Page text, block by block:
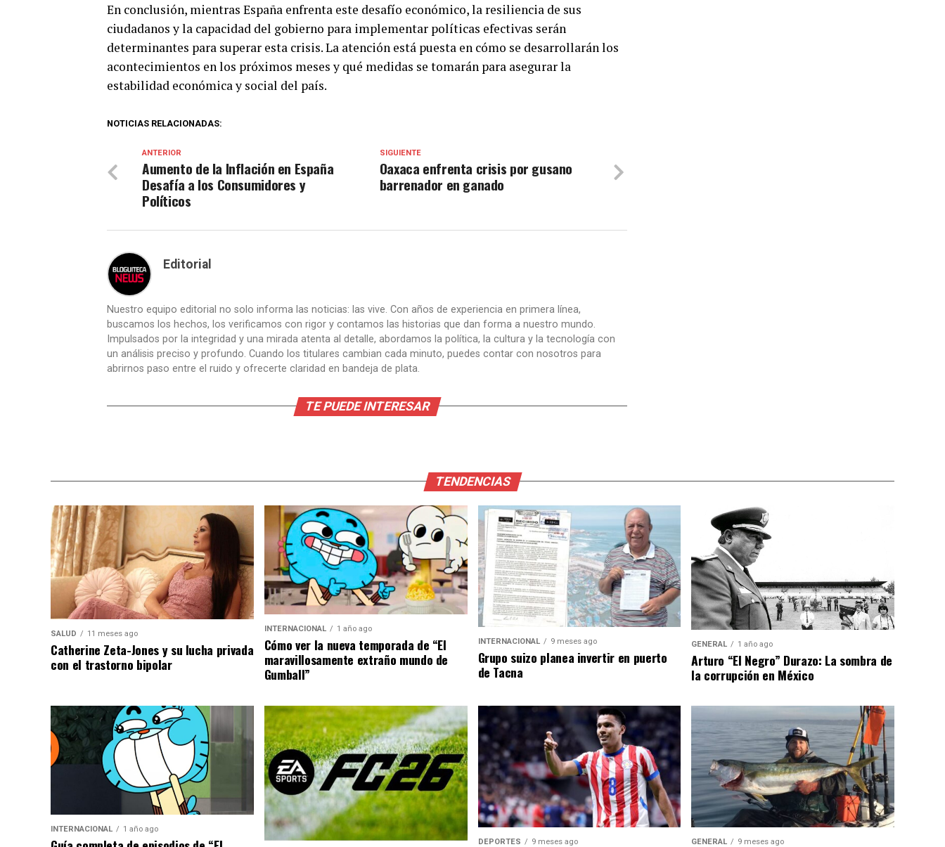
En conclusión, mientras España enfrenta este desafío económico, la resiliencia de sus
ciudadanos y la capacidad del gobierno para implementar políticas efectivas serán
determinantes para superar esta crisis. La atención está puesta en cómo se desarrollarán los
acontecimientos en los próximos meses y qué medidas se tomarán para asegurar la
estabilidad económica y social del país.
NOTICIAS RELACIONADAS:
SIGUIENTE
Oaxaca enfrenta crisis por gusano
barrenador en ganado
ANTERIOR
Aumento de la Inflación en España
Desafía a los Consumidores y
Políticos
Editorial
Nuestro equipo editorial no solo informa las noticias: las vive. Con años de experiencia en primera línea,
buscamos los hechos, los verificamos con rigor y contamos las historias que dan forma a nuestro mundo.
Impulsados por la integridad y una mirada atenta al detalle, abordamos la política, la cultura y la tecnología con
un análisis preciso y profundo. Cuando los titulares cambian cada minuto, puedes contar con nosotros para
abrirnos paso entre el ruido y ofrecerte claridad en bandeja de plata.
TE PUEDE INTERESAR
TENDENCIAS
SALUD 11 meses ago
Catherine Zeta-Jones y su lucha privada
con el trastorno bipolar
INTERNACIONAL 1 año ago
Cómo ver la nueva temporada de “El
maravillosamente extraño mundo de
Gumball”
INTERNACIONAL 9 meses ago
Grupo suizo planea invertir en puerto
de Tacna
GENERAL 1 año ago
Arturo “El Negro” Durazo: La sombra de
la corrupción en México
INTERNACIONAL 1 año ago
DEPORTES 9 meses ago GENERAL 9 meses ago